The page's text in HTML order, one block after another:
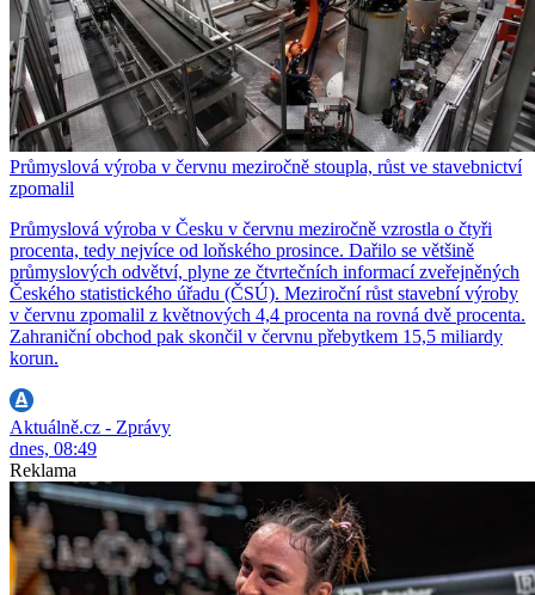
Průmyslová výroba v červnu meziročně stoupla, růst ve stavebnictví
zpomalil
Průmyslová výroba v Česku v červnu meziročně vzrostla o čtyři
procenta, tedy nejvíce od loňského prosince. Dařilo se většině
průmyslových odvětví, plyne ze čtvrtečních informací zveřejněných
Českého statistického úřadu (ČSÚ). Meziroční růst stavební výroby
v červnu zpomalil z květnových 4,4 procenta na rovná dvě procenta.
Zahraniční obchod pak skončil v červnu přebytkem 15,5 miliardy
korun.
Aktuálně.cz - Zprávy
dnes, 08:49
Reklama